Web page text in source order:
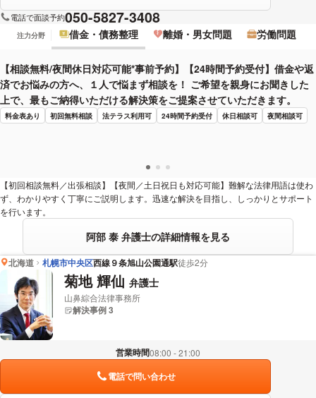
電話で面談予約050-5827-3408
注力分野 借金・債務整理 離婚・男女問題 労働問題
【相談無料/夜間休日対応可能*事前予約】【24時間予約受付】借金や返
済でお悩みの方へ、１人で悩まず相談を！ ご希望を親身にお聞きした
上で、最もご納得いただける解決策をご提案させていただきます。
料金表あり 初回無料相談 法テラス利用可 24時間予約受付 休日相談可 夜間相談可
【初回相談無料／出張相談】【夜間／土日祝日も対応可能】難解な法律用語は使わ
ず、わかりやすく丁寧にご説明します。迅速な解決を目指し、しっかりとサポート
を行います。
阿部 泰 弁護士の詳細情報を見る
北海道 札幌市中央区西線９条旭山公園通駅徒歩2分
菊地 輝仙 弁護士
山鼻綜合法律事務所
解決事例 3
営業時間08:00 - 21:00
電話で問い合わせ